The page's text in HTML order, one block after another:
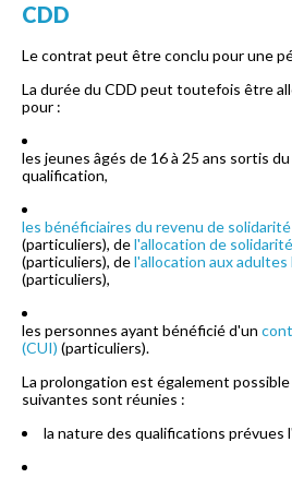
CDD
Le contrat peut être conclu pour une
La durée du CDD peut toutefois être
pour :
les jeunes âgés de 16 à 25 ans sortis
qualification,
les bénéficiaires du revenu de
(particuliers), del'allocation de
(particuliers), del'allocation aux adultes
(particuliers),
les personnes ayant bénéficié d'un
(CUI) (particuliers).
La prolongation est également
suivantes sont réunies :
la nature des qualifications prévues